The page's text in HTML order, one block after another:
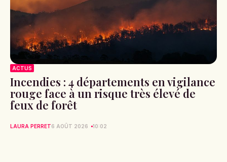
ACTUS
Incendies : 4 départements en vigilance
rouge face à un risque très élevé de
feux de forêt
LAURA PERRET6 AOÛT 2026 10:02